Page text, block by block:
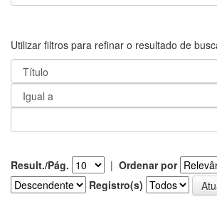
Utilizar filtros para refinar o resultado de
Result./Pág. | Ordenar por
Registro(s)